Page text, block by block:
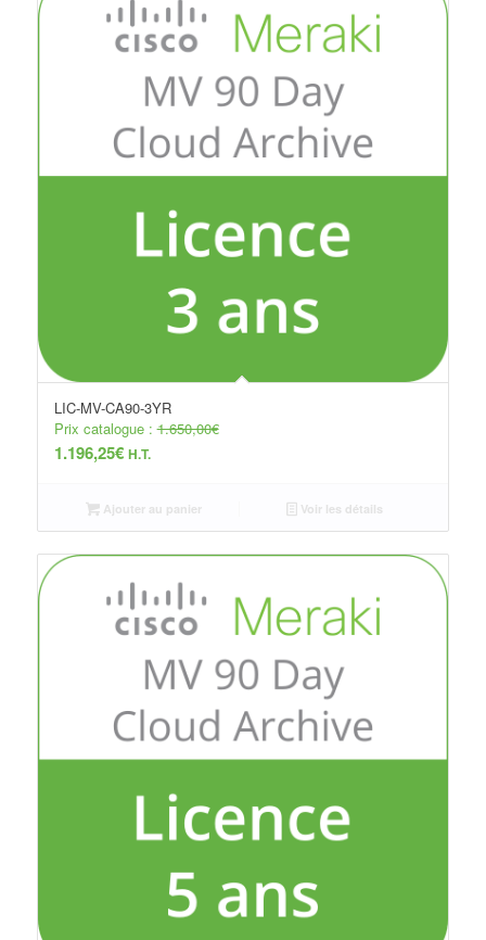
LIC-MV-CA90-3YR
Prix catalogue :1.650,00€
1.196,25€ H.T.
Ajouter au panier Voir les détails